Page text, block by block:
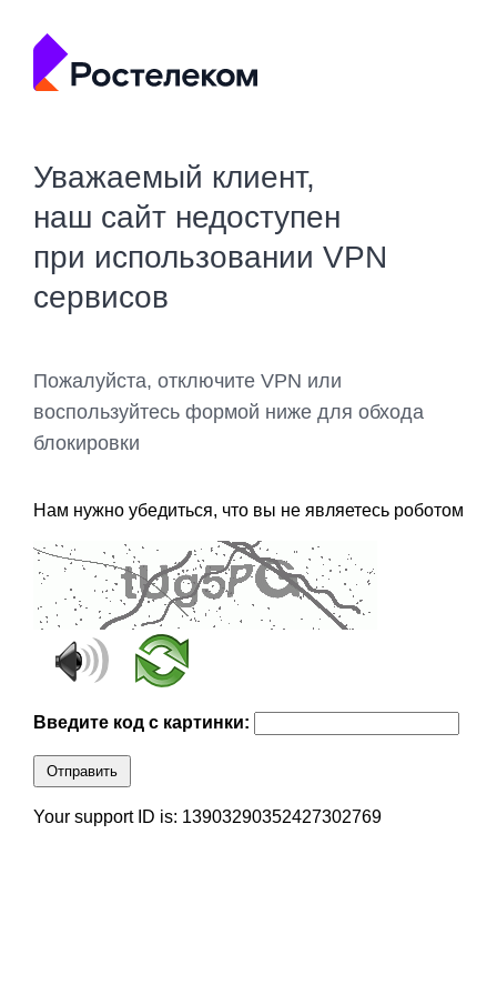
Уважаемый клиент,
наш сайт недоступен
при использовании VPN
сервисов
Пожалуйста, отключите VPN или
воспользуйтесь формой ниже для обхода
блокировки
Нам нужно убедиться, что вы не являетесь роботом
Введите код с картинки:
Отправить
Your support ID is: 13903290352427302769